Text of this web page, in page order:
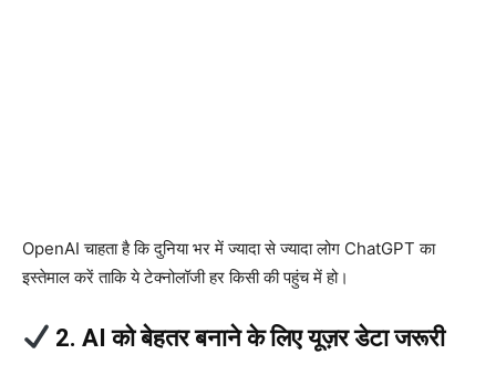
OpenAI चाहता है कि दुनिया भर में ज्यादा से ज्यादा लोग ChatGPT का
इस्तेमाल करें ताकि ये टेक्नोलॉजी हर किसी की पहुंच में हो।
2. AI को बेहतर बनाने के लिए यूज़र डेटा जरूरी